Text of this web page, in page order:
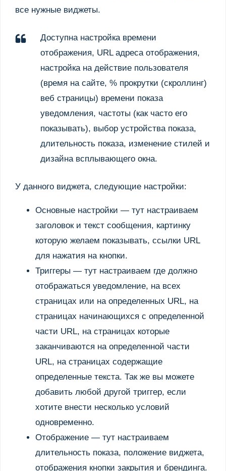
все нужные виджеты.
Доступна настройка времени
отображения, URL адреса отображения,
настройка на действие пользователя
(время на сайте, % прокрутки (скроллинг)
веб страницы) времени показа
уведомления, частоты (как часто его
показывать), выбор устройства показа,
длительность показа, изменение стилей и
дизайна всплывающего окна.
У данного виджета, следующие настройки:
Основные настройки — тут настраиваем
заголовок и текст сообщения, картинку
которую желаем показывать, ссылки URL
для нажатия на кнопки.
Триггеры — тут настраиваем где должно
отображаться уведомление, на всех
страницах или на определенных URL, на
страницах начинающихся с определенной
части URL, на страницах которые
заканчиваются на определенной части
URL, на страницах содержащие
определенные текcта. Так же вы можете
добавить любой другой триггер, если
хотите внести несколько условий
одновременно.
Отображение — тут настраиваем
длительность показа, положение виджета,
отображения кнопки закрытия и брендинга.